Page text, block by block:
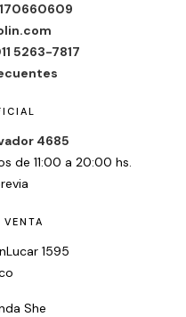
5263-7817
4685
de 11:00 a 20:00 hs.
1595
She